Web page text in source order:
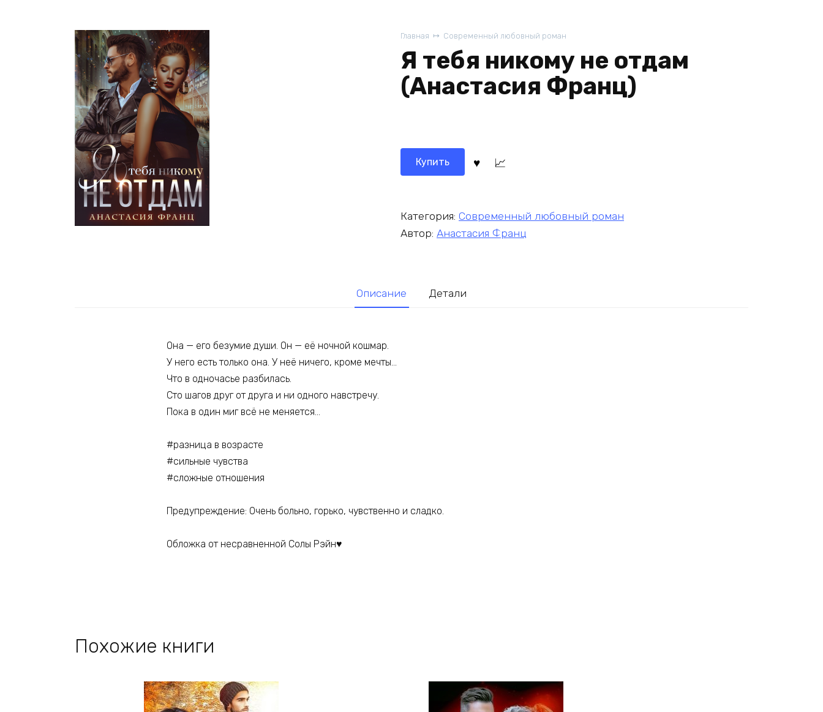
Главная Современный любовный роман
Я тебя никому не отдам
(Анастасия Франц)
Купить
Категория: Современный любовный роман
Автор: Анастасия Франц
Описание Детали
Она — его безумие души. Он — её ночной кошмар.
У него есть только она. У неё ничего, кроме мечты…
Что в одночасье разбилась.
Сто шагов друг от друга и ни одного навстречу.
Пока в один миг всё не меняется…
#разница в возрасте
#сильные чувства
#сложные отношения
Предупреждение: Очень больно, горько, чувственно и сладко.
Обложка от несравненной Солы Рэйн♥
Похожие книги